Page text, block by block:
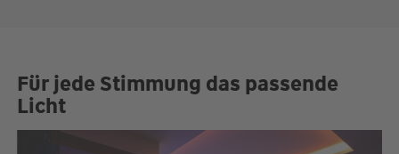
Für jede Stimmung das passende
Licht